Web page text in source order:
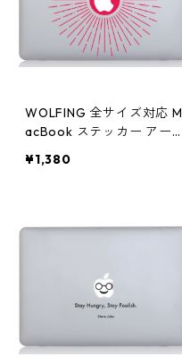
WOLFING 全サイズ対応 M
acBook ステッカー アー
ル French Pink ピンク
¥1,380